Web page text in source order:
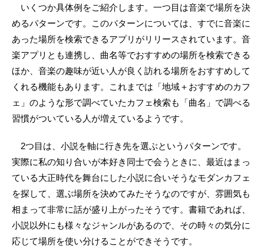
いくつか具体例をご紹介します。一つ目は音楽で場所を決
めるパターンです。このパターンについては、すでに音楽に
あった場所を検索できるアプリがリリースされています。音
楽アプリとも連携し、曲名等でおすすめの場所を検索できる
ほか、音楽の趣味が近い人が良く訪れる場所をおすすめして
くれる機能もあります。これまでは「地域＋おすすめのカフ
ェ」のような形で調べていたカフェ検索も「曲名」で調べる
習慣がついている人が増えているようです。
2つ目は、小説を軸に行き先を選ぶというパターンです。
実際に私の知り合いが本好き同士で会うときに、最近はまっ
ている大正時代を舞台にした小説に合いそうなモダンカフェ
を探して、選ぶ場所を決めてみたそうなのですが、雰囲気も
相まって非常に話が盛り上がったそうです。書籍であれば、
小説以外にも様々なジャンルがあるので、その時々の気分に
応じて場所を使い分けることができそうです。